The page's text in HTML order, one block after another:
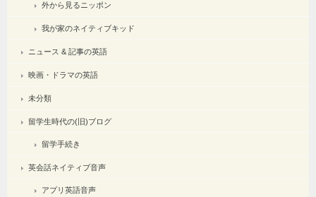
外から見るニッポン
我が家のネイティブキッド
ニュース & 記事の英語
映画・ドラマの英語
未分類
留学生時代の(旧)ブログ
留学手続き
英会話ネイティブ音声
アプリ英語音声